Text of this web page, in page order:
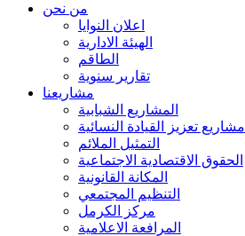
من نحن
اعلان النوايا
الهيئة الادارية
الطاقم
تقارير سنوية
مشاريعنا
المشاريع الشبابية
مشاريع تعزيز القيادة النسائية
التمثيل الملائم
الحقوق الاقتصادية الاجتماعية
المكانة القانونية
التنظيم المجتمعي
مركز الكرمل
المرافعة الاعلامية